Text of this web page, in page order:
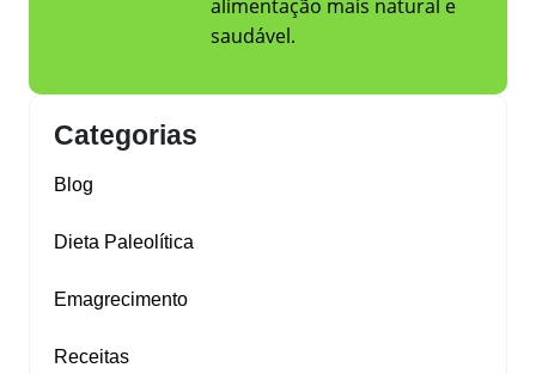
alimentação mais natural e
saudável.
Categorias
Blog
Dieta Paleolítica
Emagrecimento
Receitas